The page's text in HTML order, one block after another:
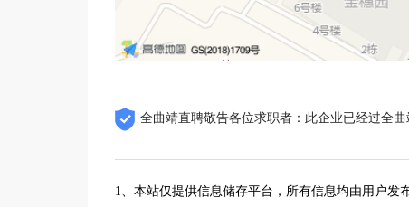
全曲靖直聘敬告各位求职者：此企业已经过全
1、本站仅提供信息储存平台，所有信息均由用户发